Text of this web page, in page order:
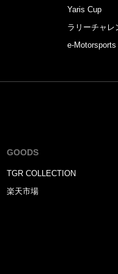
Yaris Cup
ラリーチャレ
e-Motorsports
GOODS
TGR COLLECTION
楽天市場